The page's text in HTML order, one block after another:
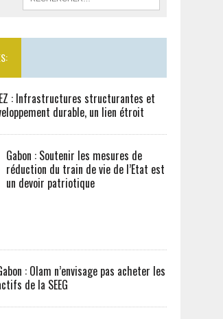
: Infrastructures structurantes et
durable, un lien étroit
Gabon : Soutenir les mesures de
réduction du train de vie de l’Etat est
un devoir patriotique
: Olam n’envisage pas acheter les
de la SEEG